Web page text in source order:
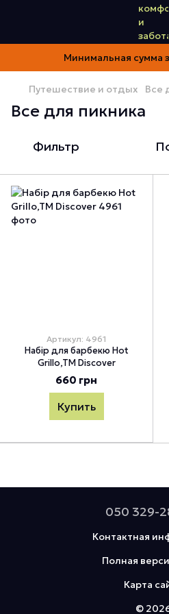
Минимальная сумма
Путешествие и отдых Все
Все для пикника
Фильтр
Артикул: 4961
Набір для барбекю Hot
Grillo,TM Discover
660 грн
Купить
050 329-
Контактная
Полная
Карта
©